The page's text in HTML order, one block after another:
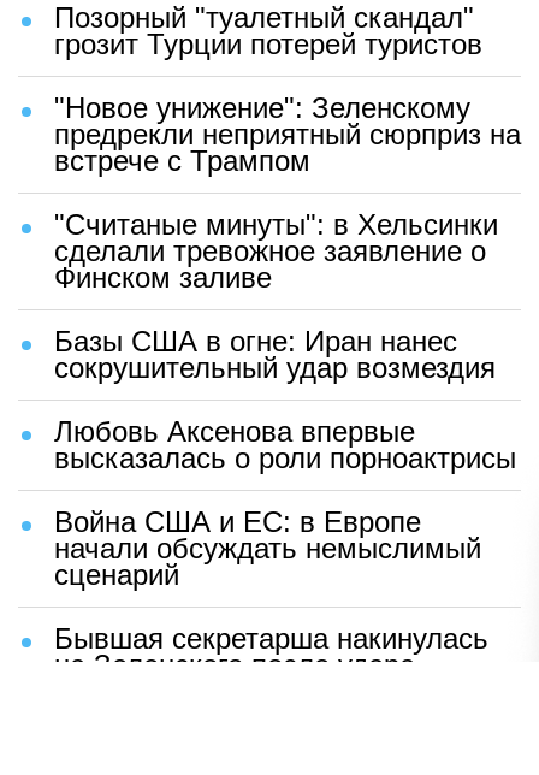
Позорный "туалетный скандал"
грозит Турции потерей туристов
"Новое унижение": Зеленскому
предрекли неприятный сюрприз на
встрече с Трампом
"Считаные минуты": в Хельсинки
сделали тревожное заявление о
Финском заливе
Базы США в огне: Иран нанес
сокрушительный удар возмездия
Любовь Аксенова впервые
высказалась о роли порноактрисы
Война США и ЕС: в Европе
начали обсуждать немыслимый
сценарий
Бывшая секретарша накинулась
на Зеленского после удара